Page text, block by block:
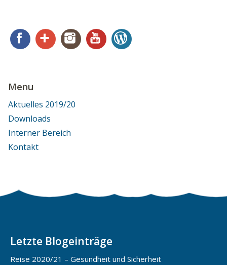
FacebookGoogle+ InstagramYouTube
Menu
Aktuelles 2019/20
Downloads
Interner Bereich
Kontakt
Letzte Blogeinträge
Reise 2020/21 – Gesundheit und Sicherheit